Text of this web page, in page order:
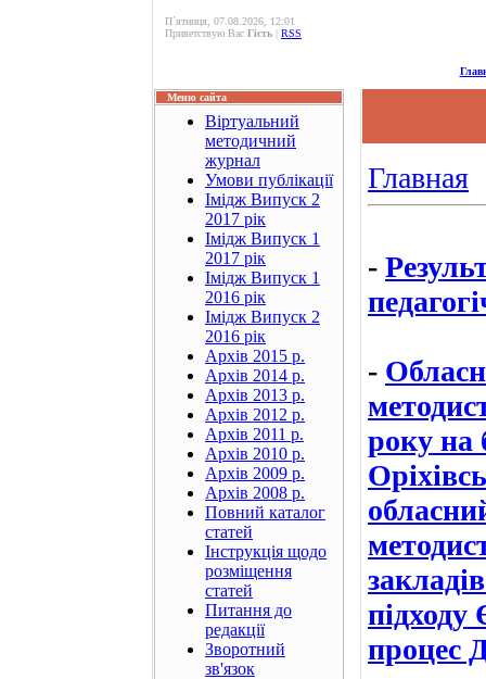
П`ятниця, 07.08.2026, 12:01
Приветствую Вас Гість | RSS
Меню сайта
Віртуальний
методичний
журнал
Умови публікації
Імідж Випуск 2
2017 рік
Імідж Випуск 1
2017 рік
Імідж Випуск 1
2016 рік
Імідж Випуск 2
2016 рік
Архів 2015 р.
Архів 2014 р.
Архів 2013 р.
Архів 2012 р.
Архів 2011 р.
Архів 2010 р.
Архів 2009 р.
Архів 2008 р.
Повний каталог
статей
Інструкція щодо
розміщення
статей
Питання до
редакції
Зворотний
зв'язок
Главная
-
-
року на
процес